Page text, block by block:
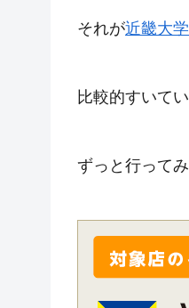
それが近畿大
比較的すいて
ずっと行って